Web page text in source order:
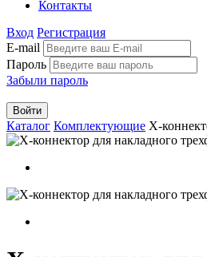
Контакты
Вход Регистрация
E-mail
Пароль
Забыли пароль
Войти
Каталог Комплектующие X-